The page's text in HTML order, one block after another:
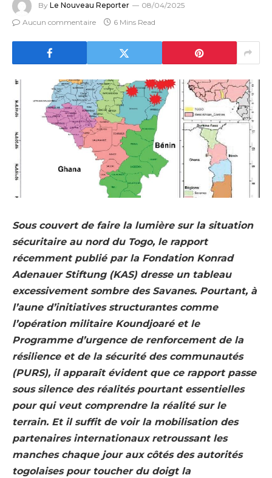
By Le Nouveau Reporter
08/04/2025
Aucun commentaire
6 Mins Read
Sous couvert de faire la lumière sur la situation
sécuritaire au nord du Togo, le rapport
récemment publié par la Fondation Konrad
Adenauer Stiftung (KAS) dresse un tableau
excessivement sombre des Savanes. Pourtant, à
l’aune d’initiatives structurantes comme
l’opération militaire Koundjoaré et le
Programme d’urgence de renforcement de la
résilience et de la sécurité des communautés
(PURS), il apparaît évident que ce rapport passe
sous silence des réalités pourtant essentielles
pour qui veut comprendrela réalité surle
terrain. Et il suffit de voir la mobilisation des
partenaires internationaux retroussant les
manches chaque jour aux côtés des autorités
togolaises pour toucher du doigt la